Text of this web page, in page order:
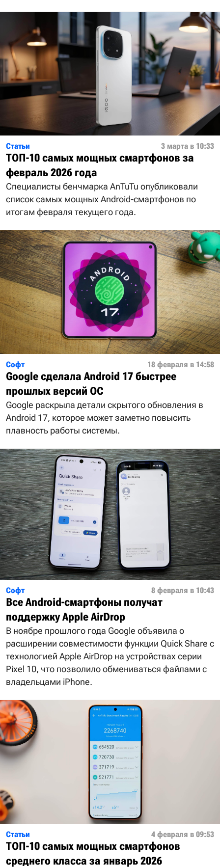
Статьи 3 марта в 10:33
ТОП-10 самых мощных смартфонов за
февраль 2026 года
Специалисты бенчмарка AnTuTu опубликовали
список самых мощных Android-смартфонов по
итогам февраля текущего года.
Софт 18 февраля в 14:58
Google сделала Android 17 быстрее
прошлых версий ОС
Google раскрыла детали скрытого обновления в
Android 17, которое может заметно повысить
плавность работы системы.
Софт 8 февраля в 10:43
Все Android-смартфоны получат
поддержку Apple AirDrop
В ноябре прошлого года Google объявила о
расширении совместимости функции Quick Share с
технологией Apple AirDrop на устройствах серии
Pixel 10, что позволило обмениваться файлами с
владельцами iPhone.
Статьи 4 февраля в 09:53
ТОП-10 самых мощных смартфонов
среднего класса за январь 2026